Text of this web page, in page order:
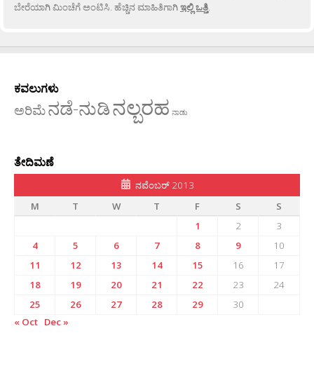
ಬೇರೆಯಾಗಿ ಮಿಂಚೆಗೆ ಅಂಟಿಸಿ. ಹೆಚ್ಚಿನ ಮಾಹಿತಿಗಾಗಿಇಲ್ಲಿ ಒತ್ತಿ.
ಕವಲುಗಳು
ಅರಿಮೆನಡೆ-ನುಡಿನಲ್ಬರಹ ನಾಡು
ತೇದಿಮಣೆ
ನವೆಂಬರ್ 2013
M
T W T F S
S
1
2
3
4
5 6 7 8 9
10
11
12 13 14 15 16
17
18
19 20 21 22 23
24
25
26 27 28 29
30
« Oct Dec »